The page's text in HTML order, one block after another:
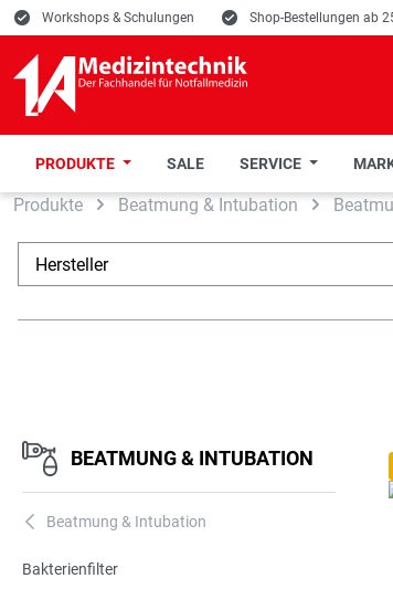
Hauptinhalt springen
Zur Suche springen
Zur Hauptnavigation springen
E Workshops & Schulungen E Shop-Bestellungen ab
PRODUKTE SALE SERVICE
Produkte Beatmung & Intubation
Hersteller
BEATMUNG & INTUBATION
A Beatmung & Intubation
Bakterienfilter